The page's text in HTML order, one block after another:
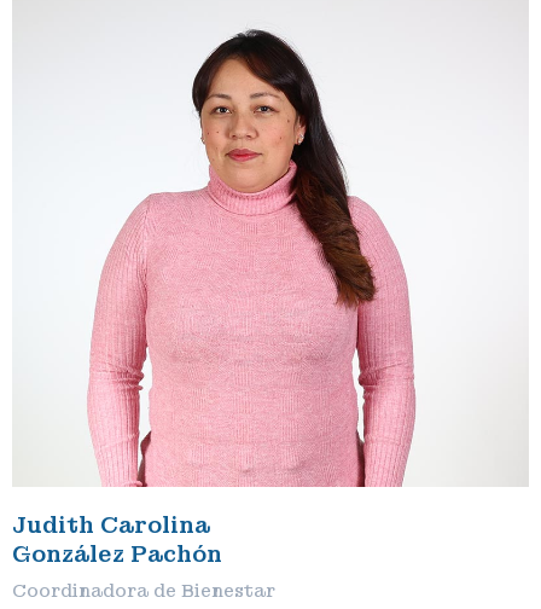
Judith Carolina
González Pachón
Coordinadora de Bienestar